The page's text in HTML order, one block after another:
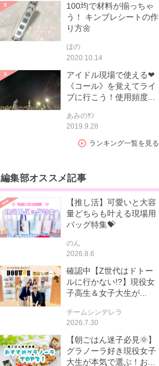
100均で材料が揃っちゃ
う！ キンブレシートの作
り方🌼
ほの
2020.10.14
アイドル現場で使える❤
《コール》を覚えてライ
ブに行こう！使用頻度...
あみのｻﾝ
2019.9.28
ランキング一覧を見る
編集部オススメ記事
【推し活】可愛いと大容
量どちらも叶える現場用
バッグ特集💝
のん
2026.8.6
確認中【Z世代はドトー
ルに行かない!?】現役女
子高生＆女子大生が...
チームシンデレラ
2026.7.30
【朝ごはん迷子必見🌞】
グラノーラ好き現役女子
大生が本気で選ぶ！お...